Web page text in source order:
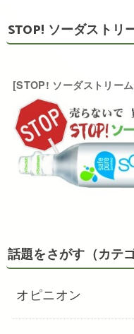
STOP! ソーダストリ
[STOP! ソーダストリー
話題をさがす（カテ
オピニオン